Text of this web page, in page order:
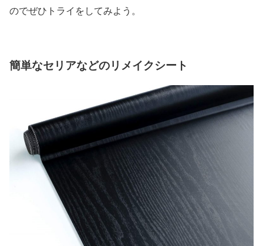
のでぜひトライをしてみよう。
簡単なセリアなどのリメイクシート